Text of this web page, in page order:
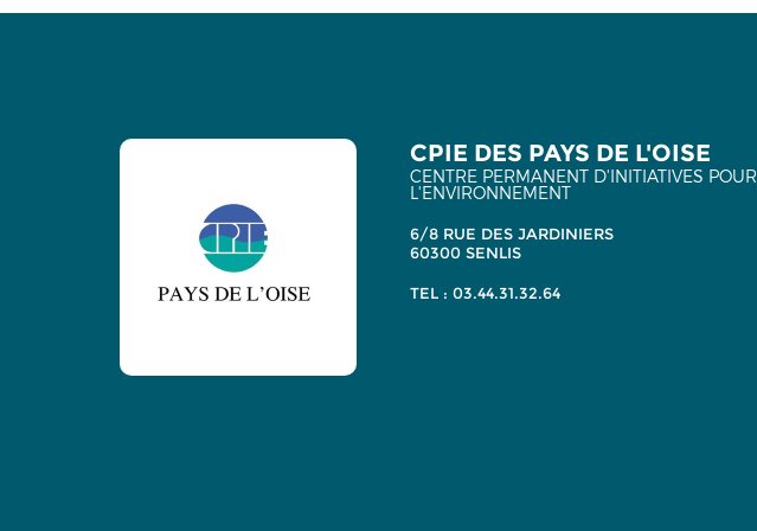
CPIE DES PAYS DE L'OISE
CENTRE PERMANENT D'INITIATIVES POUR
L'ENVIRONNEMENT
6/8 RUE DES JARDINIERS
60300 SENLIS
TEL : 03.44.31.32.64